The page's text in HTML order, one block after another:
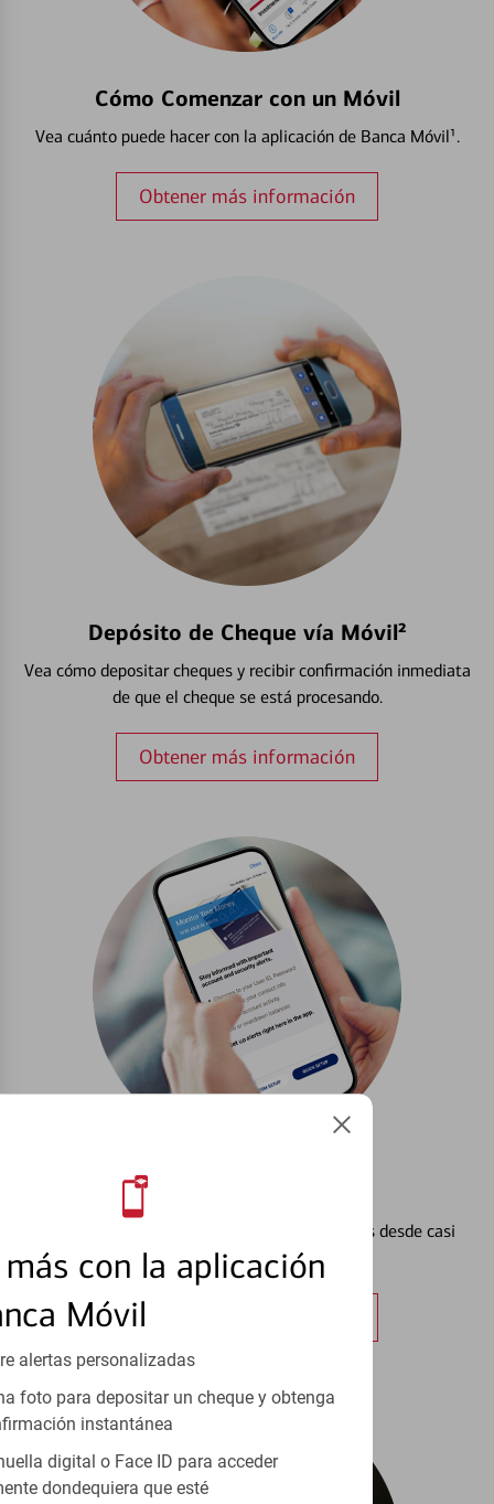
con la aplicación
Móvil
alertas personalizadas
foto para depositar un cheque y obtenga
instantánea
digital o Face ID para acceder
dondequiera que esté
Cómo Comenzar con un Móvil
Vea cuánto puede hacer con la aplicación de Banca Móvil¹.
Obtener más información
Depósito de Cheque vía Móvil²
Vea cómo depositar cheques y recibir confirmación inmediata
de que el cheque se está procesando.
Obtener más información
Vea cómo mantener el control de sus finanzas desde casi
cualquier lugar.